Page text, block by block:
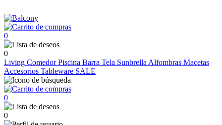
0
0
Living ComedorPiscina Barra Tela Sunbrella Alfombras Macetas
Accesorios Tableware SALE
0
0